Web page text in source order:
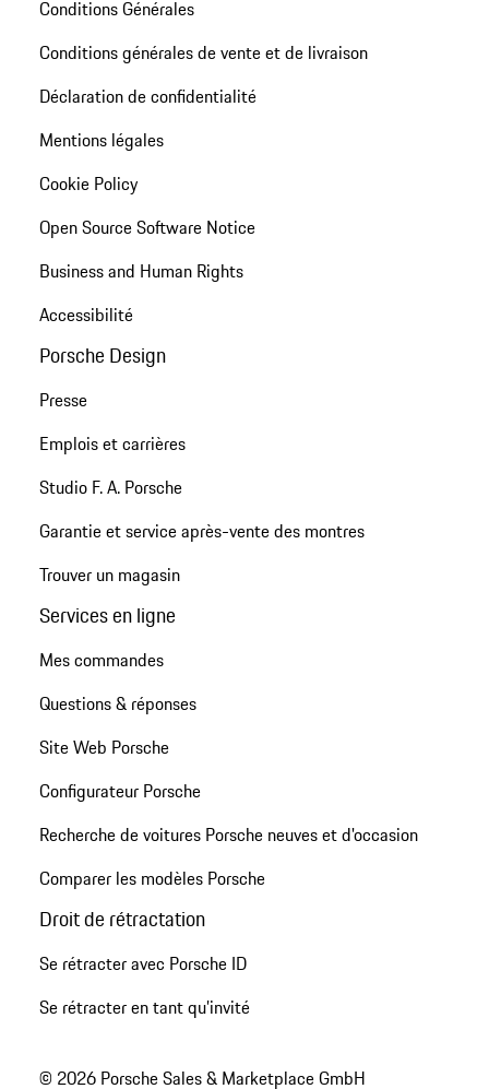
Conditions Générales
Conditions générales de vente et de livraison
Déclaration de confidentialité
Mentions légales
Cookie Policy
Open Source Software Notice
Business and Human Rights
Accessibilité
Porsche Design
Presse
Emplois et carrières
Studio F. A. Porsche
Garantie et service après-vente des montres
Trouver un magasin
Services en ligne
Mes commandes
Questions & réponses
Site Web Porsche
Configurateur Porsche
Recherche de voitures Porsche neuves et d'occasion
Comparer les modèles Porsche
Droit de rétractation
Se rétracter avec Porsche ID
Se rétracter en tant qu’invité
© 2026 Porsche Sales & Marketplace GmbH